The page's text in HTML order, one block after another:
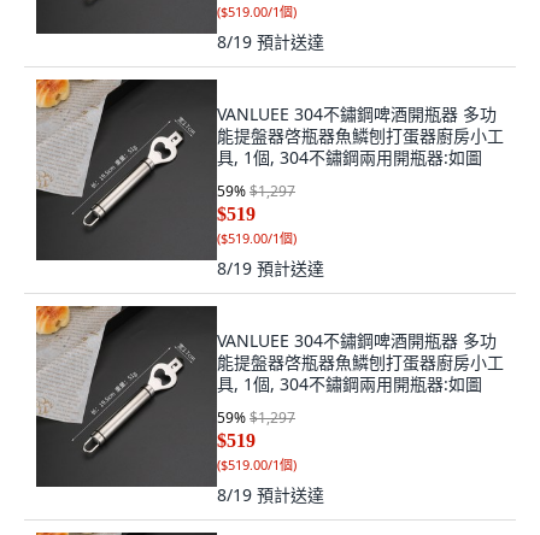
($519.00/1個)
8/19 預計送達
VANLUEE 304不鏽鋼啤酒開瓶器 多功
能提盤器啓瓶器魚鱗刨打蛋器廚房小工
具, 1個, 304不鏽鋼兩用開瓶器:如圖
59%$1,297
$519
($519.00/1個)
8/19 預計送達
VANLUEE 304不鏽鋼啤酒開瓶器 多功
能提盤器啓瓶器魚鱗刨打蛋器廚房小工
具, 1個, 304不鏽鋼兩用開瓶器:如圖
59%$1,297
$519
($519.00/1個)
8/19 預計送達